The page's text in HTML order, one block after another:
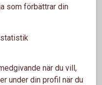
har blivit godkänd,
på ditt konto under
lån?
som förbättrar din
statistik
när du vill,
under din profil när du